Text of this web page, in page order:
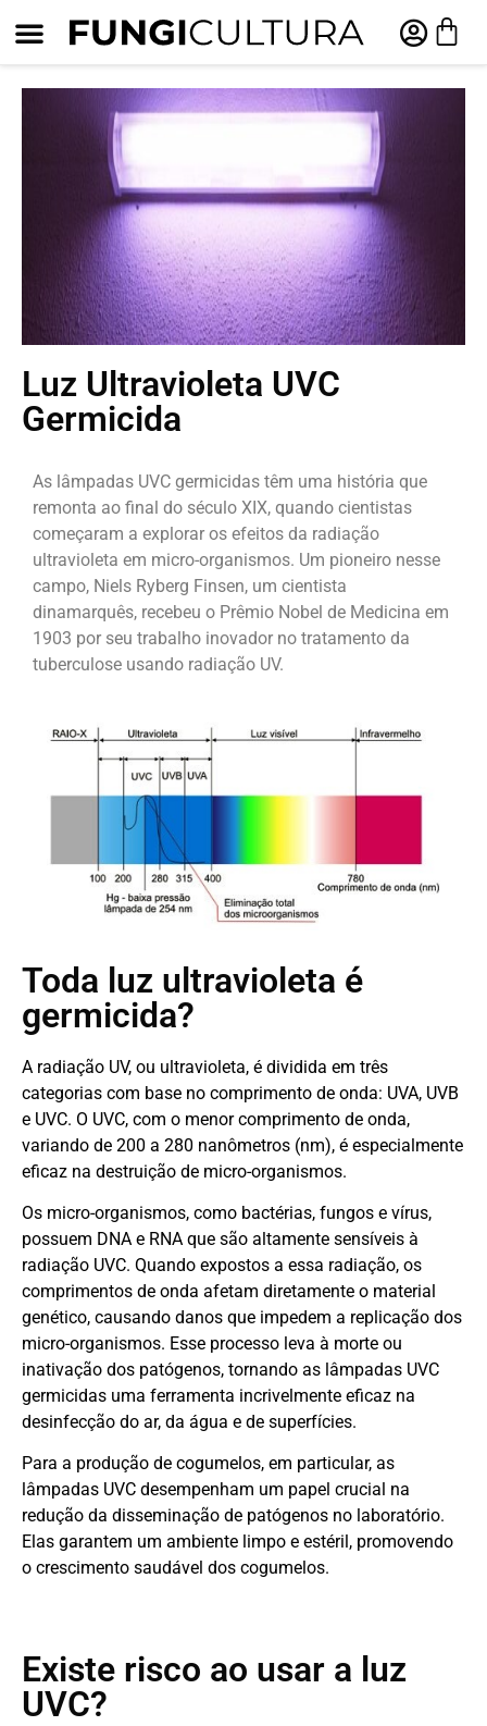
Luz Ultravioleta UVC
Germicida
As lâmpadas UVC germicidas têm uma história que
remonta ao final do século XIX, quando cientistas
começaram a explorar os efeitos da radiação
ultravioleta em micro-organismos. Um pioneiro nesse
campo, Niels Ryberg Finsen, um cientista
dinamarquês, recebeu o Prêmio Nobel de Medicina em
1903 por seu trabalho inovador no tratamento da
tuberculose usando radiação UV.
Toda luz ultravioleta é
germicida?
A radiação UV, ou ultravioleta, é dividida em três
categorias com base no comprimento de onda: UVA, UVB
e UVC. O UVC, com o menor comprimento de onda,
variando de 200 a 280 nanômetros (nm), é especialmente
eficaz na destruição de micro-organismos.
Os micro-organismos, como bactérias, fungos e vírus,
possuem DNA e RNA que são altamente sensíveis à
radiação UVC. Quando expostos a essa radiação, os
comprimentos de onda afetam diretamente o material
genético, causando danos que impedem a replicação dos
micro-organismos. Esse processo leva à morte ou
inativação dos patógenos, tornando as lâmpadas UVC
germicidas uma ferramenta incrivelmente eficaz na
desinfecção do ar, da água e de superfícies.
Para a produção de cogumelos, em particular, as
lâmpadas UVC desempenham um papel crucial na
redução da disseminação de patógenos no laboratório.
Elas garantem um ambiente limpo e estéril, promovendo
o crescimento saudável dos cogumelos.
Existe risco ao usar a luz
UVC?